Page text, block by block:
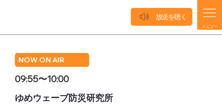
NOW ON AIR
09:55〜10:00
ゆめウェーブ防災研究所
メニュー
放送を聴く